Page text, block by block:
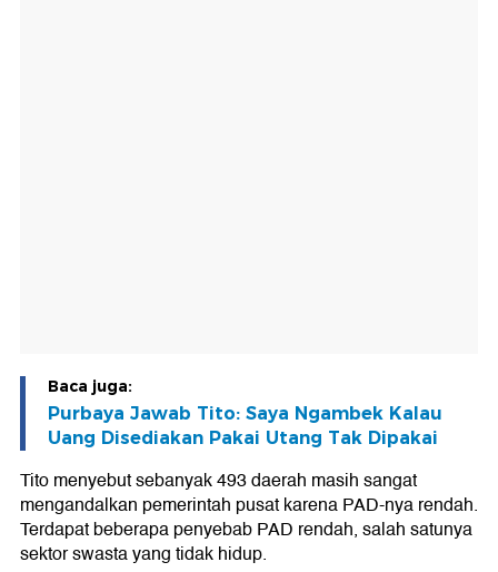
Baca juga:
Purbaya Jawab Tito: Saya Ngambek Kalau
Uang Disediakan Pakai Utang Tak Dipakai
Tito menyebut sebanyak 493 daerah masih sangat
mengandalkan pemerintah pusat karena PAD-nya rendah.
Terdapat beberapa penyebab PAD rendah, salah satunya
sektor swasta yang tidak hidup.